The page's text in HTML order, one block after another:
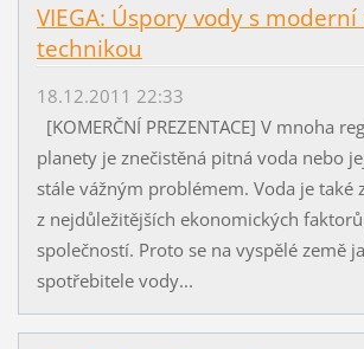
VIEGA: Úspory vody s
technikou
18.12.2011 22:33
[KOMERČNÍ PREZENTACE] V mnoha
planety je znečistěná pitná voda nebo
stále vážným problémem. Voda je také
z nejdůležitějších ekonomických
společností. Proto se na vyspělé země
spotřebitele vody...